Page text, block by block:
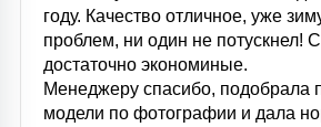
НАСТЕННЫЕ
году. Качество отличное, уже
проблем, ни один не потускнел!
достаточно экономиные.
Менеджеру спасибо, подобрала
модели по фотографии и дала